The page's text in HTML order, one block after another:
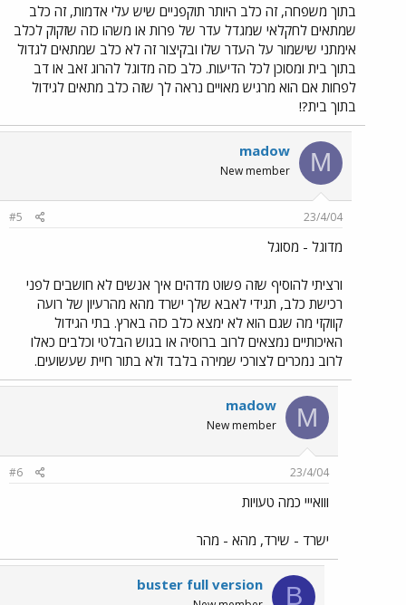
בתוך משפחה, זה כלב היותר תוקפניים שיש עלי אדמות, זה כלב
שמתאים לחקלאי שמגדל עדר של פרות או משהו כזה שזקוק לכלב
אימתני שישמור על העדר שלו ובקיצור זה לא כלב שמתאים לגדול
בתוך בית ומסוכן לכל הדיעות. כלב כזה מדוגל להרוג זאב או דב
לפחות אם הוא מרגיש מאויים נראה לך שזה כלב מתאים לגידול
בתוך בית?!
M
madow
New member
23/4/04
#5
מדוגל - מסוגל
ורציתי להוסיף שזה פשוט מדהים איך אנשים לא חושבים לפני
רכישת כלב, תגידי לאבא שלך ישרד מהא מהרעיון של רועה
קווקזי מה שגם הוא לא ימצא כלב כזה בארץ. בתי הגידול
האיכותיים נמצאים לרוב ברוסיה או בגוש הבלטי וכלבים כאלו
לרוב נמכרים לצורכי שמירה בלבד ולא בתור חיית שעשועים.
M
madow
New member
23/4/04
#6
ווואייי כמה טעויות
ישרד - שירד, מהא - מהר
B
buster full version